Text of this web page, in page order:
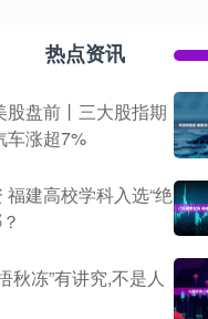
热点资讯
股盘前丨三大股指期
车涨超7%
建高校学科入选“绝
秋冻”有讲究,不是人